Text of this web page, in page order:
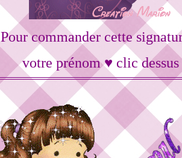
Pour commander cette
votre prénom ♥ clic dessus